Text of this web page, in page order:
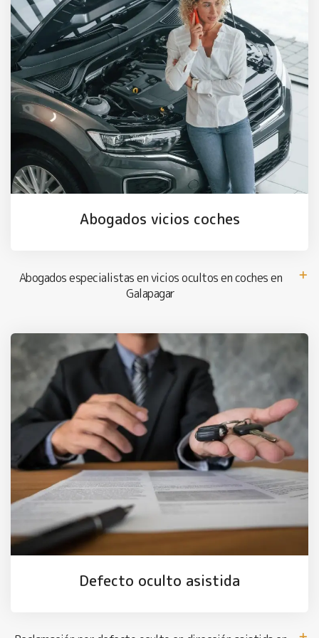
Abogados vicios coches
Abogados especialistas en vicios ocultos en coches en
Galapagar
Defecto oculto asistida